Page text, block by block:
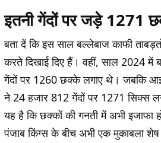
इतनी गेंदों पर जड़े 1271
बता दें कि इस साल बल्लेबाज काफी
करते दिखाई दिए हैं। वहीं, साल 2024 में
गेंदों पर 1260 छक्के लगाए थे। जबकि
ने 24 हजार 812 गेंदों पर 1271 सिक्स
यह है कि छक्कों की गनती में अभी इजाफा
पंजाब किंग्स के बीच अभी एक मुकाबला